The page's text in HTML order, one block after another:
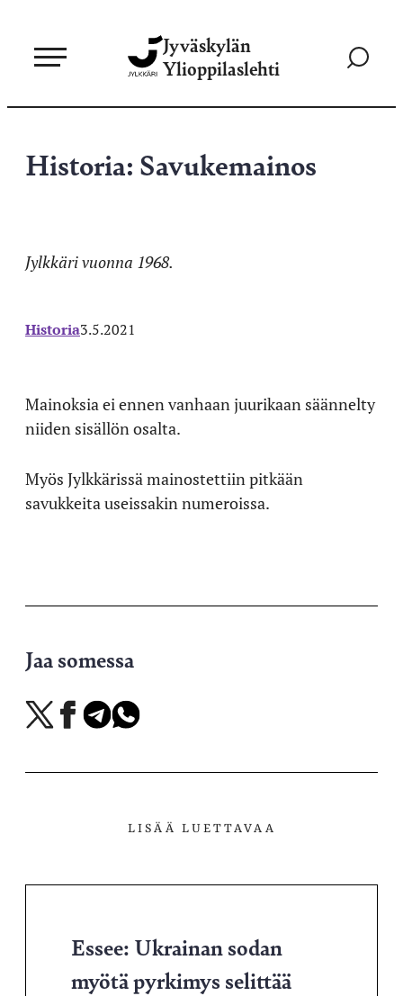
sisältöön
Jyväskylän
Ylioppilaslehti
Siirry
Historia: Savukemainos
Jylkkäri vuonna 1968.
Historia3.5.2021
Mainoksia ei ennen vanhaan juurikaan säännelty
niiden sisällön osalta.
Myös Jylkkärissä mainostettiin pitkään
savukkeita useissakin numeroissa.
Jaa somessa
Jaa
X-
Jaa
Facebookissa
Jaa
Telegramissa
Jaa
WhatsAppissa
LISÄÄ LUETTAVAA
Essee: Ukrainan sodan
myötä pyrkimys selittää